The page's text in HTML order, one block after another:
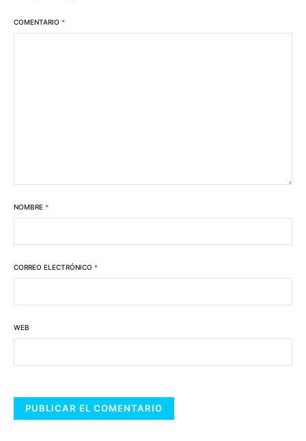
COMENTARIO *
NOMBRE *
CORREO ELECTRÓNICO *
WEB